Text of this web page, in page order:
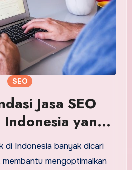
SEO
Jasa SEO
yang
Dipilih
di Indonesia banyak dicari
mengoptimalkan